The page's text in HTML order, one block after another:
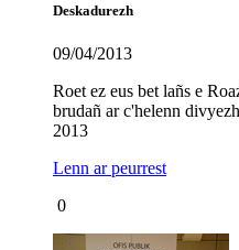
Deskadurezh
09/04/2013
Roet ez eus bet lañs e
brudañ ar c'helenn
2013
Lenn ar peurrest
0